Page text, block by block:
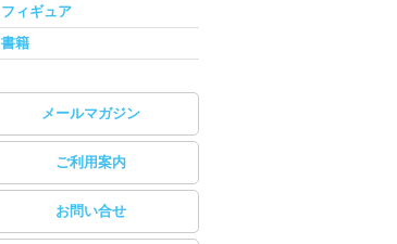
フィギュア
書籍
メールマガジン
ご利用案内
お問い合せ